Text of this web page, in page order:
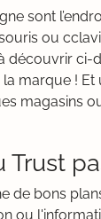
sont
ou
découvrir ci-
marque ! Et
magasins
Trust
de bons
ou